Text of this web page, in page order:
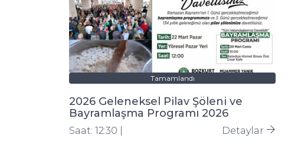
Tamamlandı
2026 Geleneksel Pilav Şöleni ve
Bayramlaşma Programı 2026
Saat: 12:30 | Detaylar